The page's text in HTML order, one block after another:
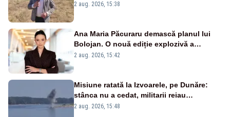
2 aug. 2026, 15:38
Ana Maria Păcuraru demască planul lui
Bolojan. O nouă ediție explozivă a
emisiunii „Miza Zilei” la Realitatea PLUS
2 aug. 2026, 15:42
Misiune ratată la Izvoarele, pe Dunăre:
stânca nu a cedat, militarii reiau
detonările luni – VIDEO
2 aug. 2026, 15:48